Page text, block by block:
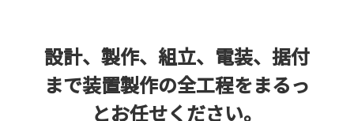
設計、製作、組立、電装、据付
まで装置製作の全工程をまるっ
とお任せください。